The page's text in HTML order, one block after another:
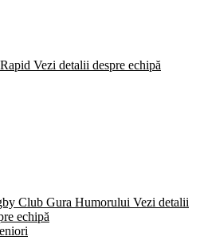
Vezi detalii despre echipă
Club Gura Humorului Vezi detalii
echipă